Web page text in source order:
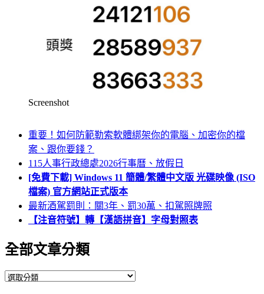
Screenshot
重要！如何防範勒索軟體綁架你的電腦、加密你的檔
案、跟你要錢？
115人事行政總處2026行事曆、放假日
[免費下載] Windows 11 簡體/繁體中文版 光碟映像 (ISO
檔案) 官方網站正式版本
最新酒駕罰則：關3年、罰30萬、扣駕照牌照
【注音符號】轉【漢語拼音】字母對照表
全部文章分類
全